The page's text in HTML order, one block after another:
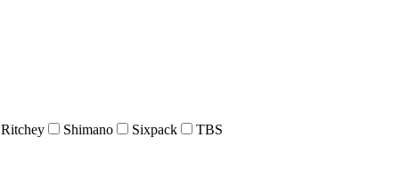
Ritchey Shimano Sixpack
TBS